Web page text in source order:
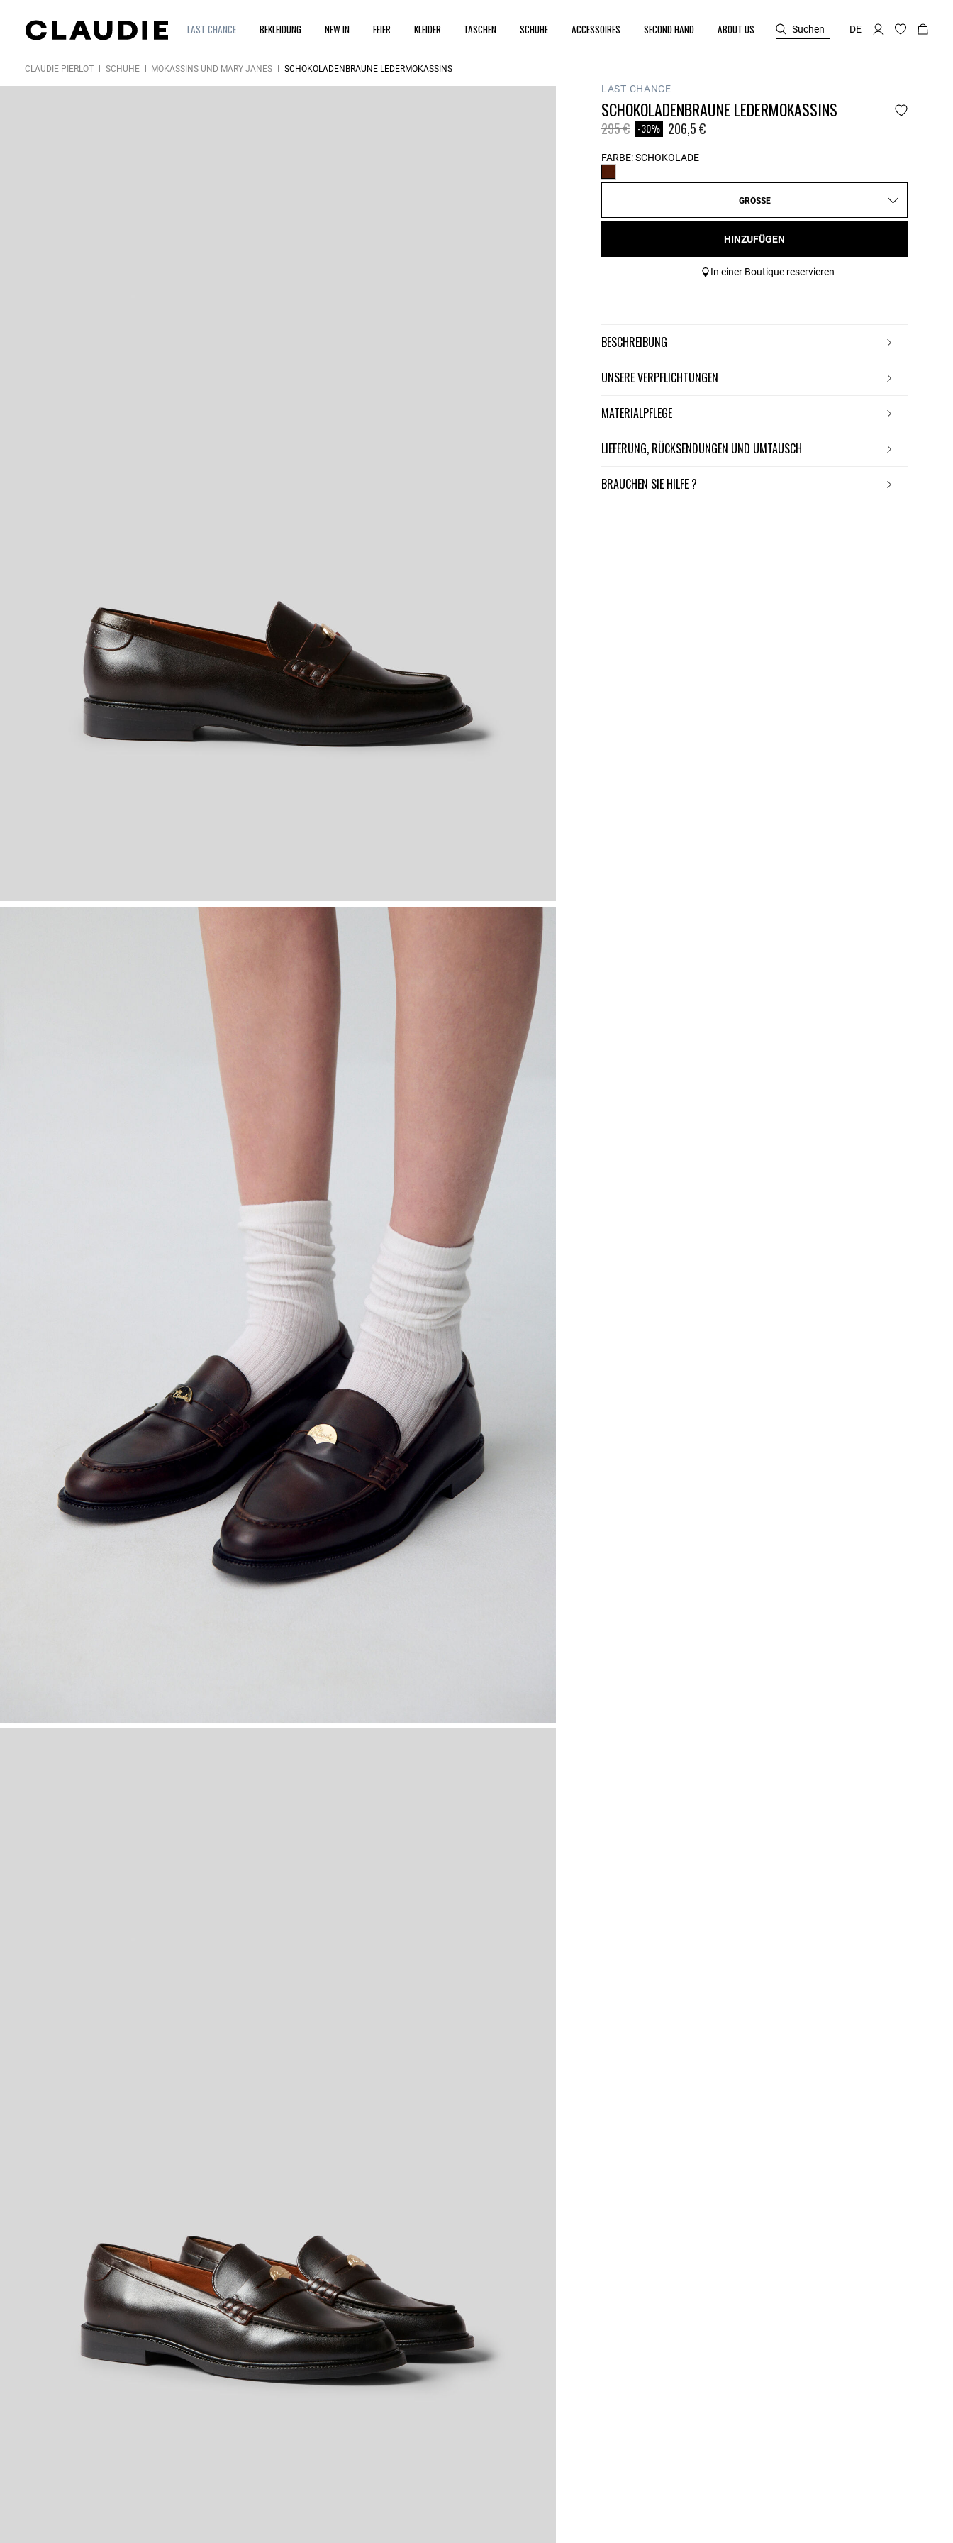
LAST CHANCE BEKLEIDUNG NEW IN FEIER KLEIDER TASCHEN SCHUHE ACCESSOIRES SECOND HAND ABOUT US Suchen DE
CLAUDIE PIERLOT SCHUHE MOKASSINS UND MARY JANES SCHOKOLADENBRAUNE LEDERMOKASSINS
LAST CHANCE
SCHOKOLADENBRAUNE LEDERMOKASSINS
Price reduced from
295 €to-30% 206,5 €
FARBE:SCHOKOLADE
GRÖSSE
HINZUFÜGEN
In einer Boutique reservieren
BESCHREIBUNG
UNSERE VERPFLICHTUNGEN
MATERIALPFLEGE
LIEFERUNG, RÜCKSENDUNGEN UND UMTAUSCH
BRAUCHEN SIE HILFE ?